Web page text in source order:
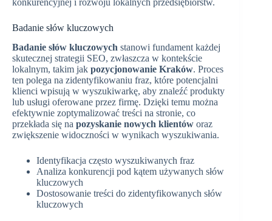
Badanie słów kluczowych
Badanie słów kluczowych stanowi fundament każdej
skutecznej strategii SEO, zwłaszcza w kontekście
lokalnym, takim jak pozycjonowanie Kraków. Proces
ten polega na zidentyfikowaniu fraz, które potencjalni
klienci wpisują w wyszukiwarkę, aby znaleźć produkty
lub usługi oferowane przez firmę. Dzięki temu można
efektywnie zoptymalizować treści na stronie, co
przekłada się na pozyskanie nowych klientów oraz
zwiększenie widoczności w wynikach wyszukiwania.
Identyfikacja często wyszukiwanych fraz
Analiza konkurencji pod kątem używanych słów
kluczowych
Dostosowanie treści do zidentyfikowanych słów
kluczowych